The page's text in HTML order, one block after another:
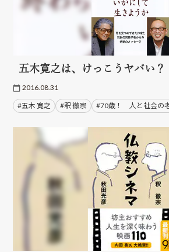
五木寛之は、けっこうヤバい？
2016.08.31
#五木 寛之 #釈 徹宗 #70歳！ 人と社会の